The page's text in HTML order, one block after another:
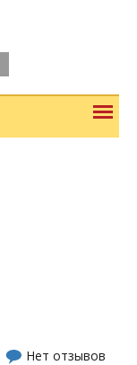
Нет отзывов